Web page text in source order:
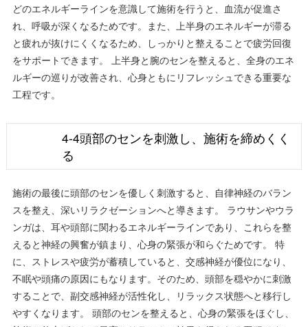
どのエネルギーラインを意識して施術を行うと、血流が促進さ
れ、呼吸が深くなるためです。また、上半身のエネルギーが滞る
と疲れが抜けにくくなるため、しっかりと整えることで疲労回復
をサポートできます。 上半身と腕のセンを整えると、全身のエネ
ルギーの巡りが改善され、心身ともにリフレッシュできる重要な
工程です。
4-4頭部のセンを刺激し、施術を締めくく
る
施術の最後に頭部のセンを優しく刺激すると、自律神経のバラン
スを整え、深いリラクゼーションへと導きます。 ラウサンやウラ
ンガは、耳や頭部に関わるエネルギーラインであり、これらを整
えると神経の興奮が鎮まり、心身の緊張が和らぐためです。 特
に、ストレスや疲労が蓄積していると、交感神経が優位になり、
不眠や頭痛の原因にもなります。そのため、頭部を穏やかに刺激
することで、副交感神経が活性化し、リラックス状態へと移行し
やすくなります。 頭部のセンを整えると、心身の緊張をほぐし、